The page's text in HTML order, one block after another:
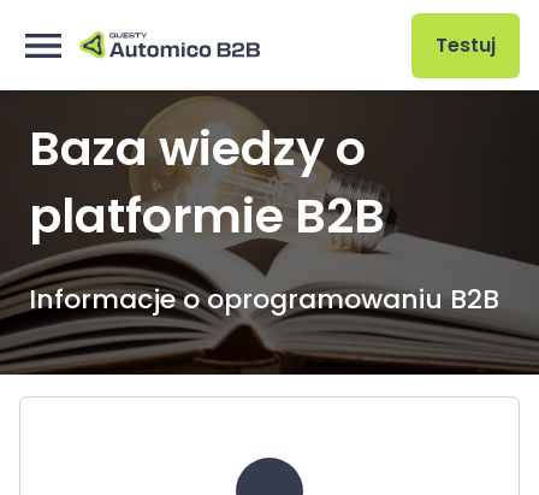
Testuj
Baza wiedzy o
platformie B2B
Informacje o oprogramowaniu B2B